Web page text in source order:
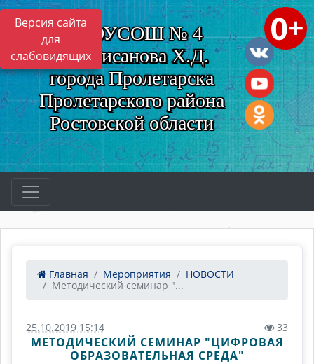
Версия сайта
для
слабовидящих
МБОУСОШ № 4
им. Нисанова Х.Д.
города Пролетарска
Пролетарского района
Ростовской области
Главная Мероприятия
НОВОСТИ
Методический семинар "...
25.10.2019 15:14 33
МЕТОДИЧЕСКИЙ СЕМИНАР "ЦИФРОВАЯ
ОБРАЗОВАТЕЛЬНАЯ СРЕДА"